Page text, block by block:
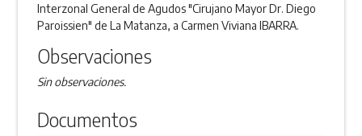
Interzonal General de Agudos "Cirujano Mayor Dr. Diego
Paroissien" de La Matanza, a Carmen Viviana IBARRA.
Observaciones
Sin observaciones.
Documentos